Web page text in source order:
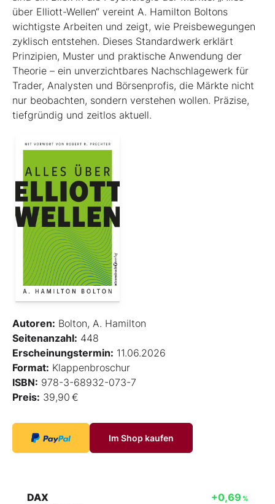
über Elliott-Wellen“ vereint A. Hamilton Boltons
wichtigste Arbeiten und zeigt, wie Preisbewegungen
zyklisch entstehen. Dieses Standardwerk erklärt
Prinzipien, Muster und praktische Anwendung der
Theorie – ein unverzichtbares Nachschlagewerk für
Trader, Analysten und Börsenprofis, die Märkte nicht
nur beobachten, sondern verstehen wollen. Präzise,
tiefgründig und zeitlos aktuell.
Autoren: Bolton, A. Hamilton
Seitenanzahl: 448
Erscheinungstermin: 11.06.2026
Format: Klappenbroschur
ISBN: 978-3-68932-073-7
Preis: 39,90 €
Im Shop kaufen
DAX +0,69 %